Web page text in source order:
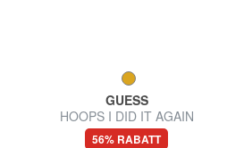
GUESS
HOOPS I DID IT AGAIN
Torchon-Ohrringe
56% RABATT